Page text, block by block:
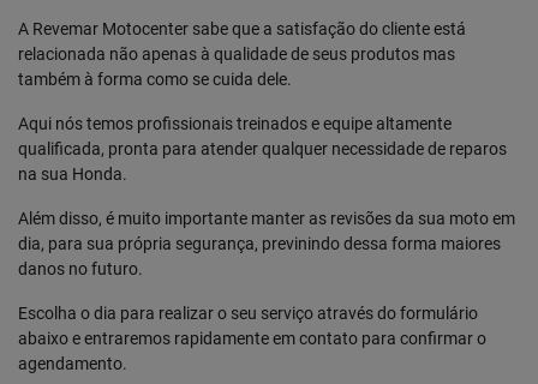
A Revemar Motocenter sabe que a satisfação do cliente está
relacionada não apenas à qualidade de seus produtos mas
também à forma como se cuida dele.
Aqui nós temos profissionais treinados e equipe altamente
qualificada, pronta para atender qualquer necessidade de reparos
na sua Honda.
Além disso, é muito importante manter as revisões da sua moto em
dia, para sua própria segurança, previnindo dessa forma maiores
danos no futuro.
Escolha o dia para realizar o seu serviço através do formulário
abaixo e entraremos rapidamente em contato para confirmar o
agendamento.